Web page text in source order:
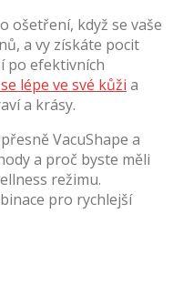
ošetření, když se vaše
a vy získáte pocit
po efektivních
lépe ve své kůži a
a krásy.
VacuShape a
a proč byste měli
režimu.